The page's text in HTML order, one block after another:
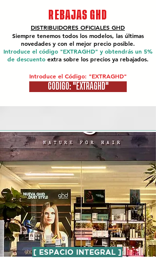
REBAJAS GHD
DISTRIBUIDORES OFICIALES GHD
Siempre tenemos todos los modelos, las últimas
novedades y con el mejor precio posible.
Introduce el código "EXTRAGHD" y obtendrás un 5%
de descuento extra sobre los precios ya rebajados.
Introduce el Código: "EXTRAGHD"
CÓDIGO: "EXTRAGHD"
[ ESPACIO INTEGRAL ]